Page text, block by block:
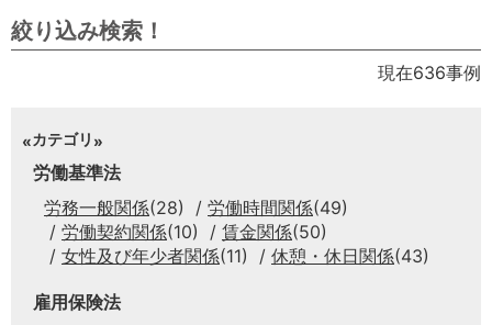
絞り込み検索！
現在636事例
カテゴリ
労働基準法
労務一般関係(28) 労働時間関係(49)
労働契約関係(10) 賃金関係(50)
女性及び年少者関係(11) 休憩・休日関係(43)
雇用保険法